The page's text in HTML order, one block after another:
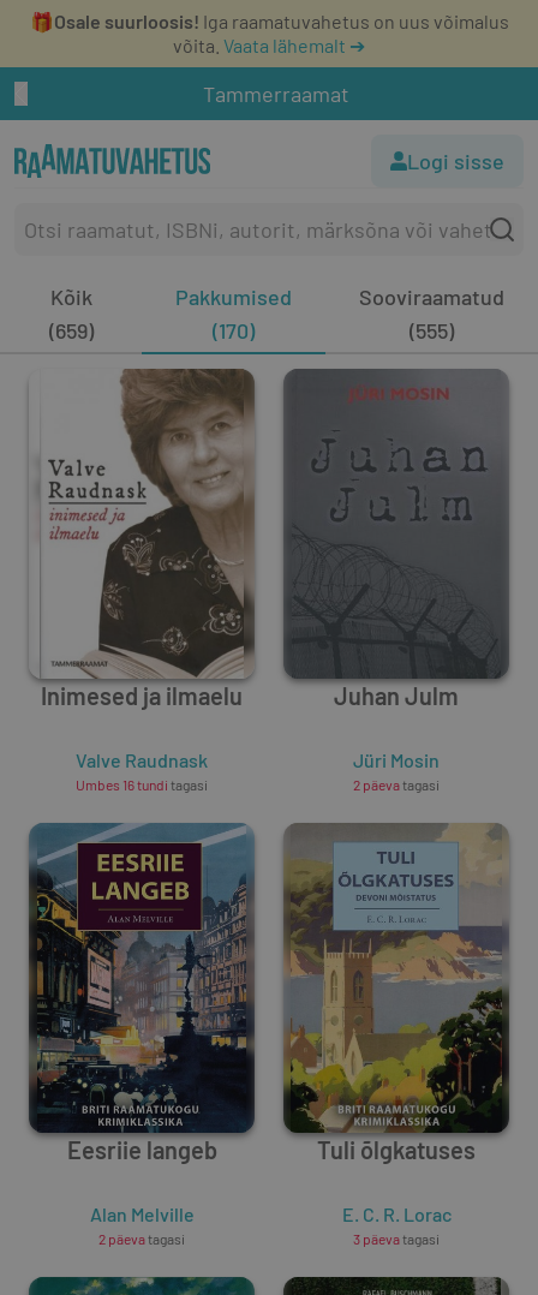
🎁Osale suurloosis! Iga raamatuvahetus on uus võimalus
võita. Vaata lähemalt ➔
Tammerraamat
Logi sisse
Kõik
(659)
Pakkumised
(170)
Sooviraamatud
(555)
Inimesed ja ilmaelu
Valve Raudnask
Umbes 16 tundi tagasi
Juhan Julm
Jüri Mosin
2 päevatagasi
Eesriie langeb
Alan Melville
2 päevatagasi
Tuli õlgkatuses
E. C. R. Lorac
3 päevatagasi